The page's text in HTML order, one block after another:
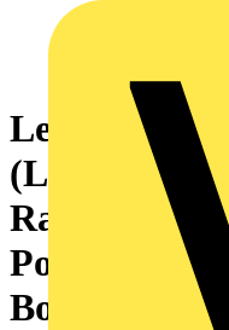
Raster in
Polzahl: 8,
Box